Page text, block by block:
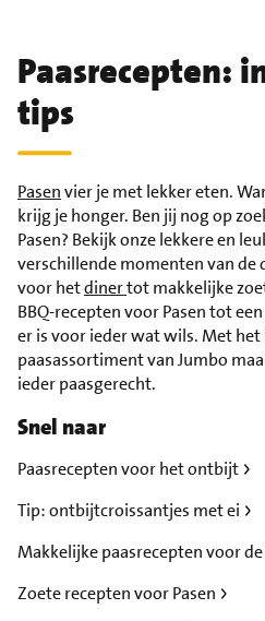
Paasrecepten:
tips
Pasenvier je met lekker eten.
krijg je honger. Ben jij nog op
Pasen? Bekijk onze lekkere en
verschillende momenten van de
voor hetdinertot makkelijke
BBQ-recepten voor Pasen tot een
er is voor ieder wat wils. Met
paasassortiment van Jumbo
ieder paasgerecht.
Snel naar
Paasrecepten voor het ontbijt
Tip: ontbijtcroissantjes met ei
Makkelijke paasrecepten voor
Zoete recepten voor Pasen